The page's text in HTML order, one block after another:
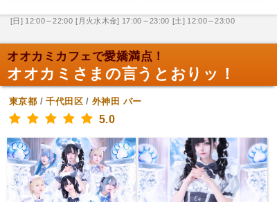
[日] 12:00～22:00 [月火水木金] 17:00～23:00 [土] 12:00～23:00
オオカミカフェで愛嬌満点！
オオカミさまの言うとおりッ！
東京都 /千代田区/外神田 バー
5.0